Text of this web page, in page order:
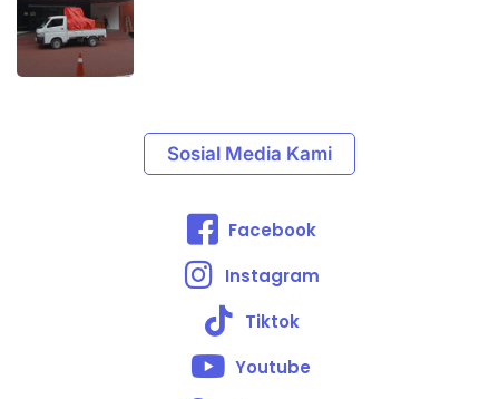
Sosial Media Kami
Facebook
Instagram
Tiktok
Youtube